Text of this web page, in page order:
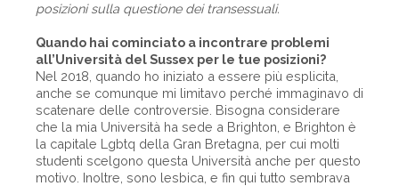
posizioni sulla questione dei transessuali.
Quando hai cominciato a incontrare problemi
all’Università del Sussex per le tue posizioni?
Nel 2018, quando ho iniziato a essere più esplicita,
anche se comunque mi limitavo perché immaginavo di
scatenare delle controversie. Bisogna considerare
che la mia Università ha sede a Brighton, e Brighton è
la capitale Lgbtq della Gran Bretagna, per cui molti
studenti scelgono questa Università anche per questo
motivo. Inoltre, sono lesbica, e fin qui tutto sembrava